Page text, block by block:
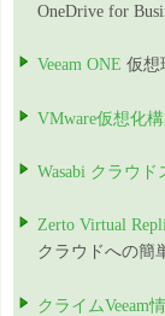
OneDrive for
Veeam ONE 仮想
VMware仮想化
Wasabi クラウド
Zerto Virtual
クラウドへの簡
クライムVeeam